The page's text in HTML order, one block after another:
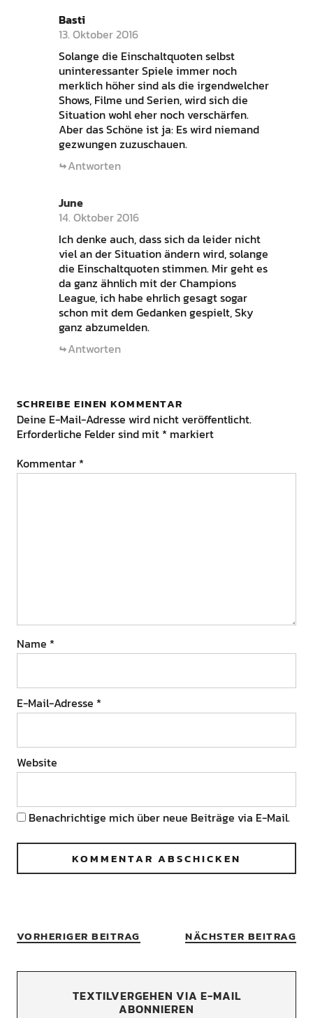
Basti
13. Oktober 2016
Solange die Einschaltquoten selbst
uninteressanter Spiele immer noch
merklich höher sind als die irgendwelcher
Shows, Filme und Serien, wird sich die
Situation wohl eher noch verschärfen.
Aber das Schöne ist ja: Es wird niemand
gezwungen zuzuschauen.
Antworten
June
14. Oktober 2016
Ich denke auch, dass sich da leider nicht
viel an der Situation ändern wird, solange
die Einschaltquoten stimmen. Mir geht es
da ganz ähnlich mit der Champions
League, ich habe ehrlich gesagt sogar
schon mit dem Gedanken gespielt, Sky
ganz abzumelden.
Antworten
SCHREIBE EINEN KOMMENTAR
Deine E-Mail-Adresse wird nicht veröffentlicht.
Erforderliche Felder sind mit * markiert
Kommentar *
Name *
E-Mail-Adresse *
Website
Benachrichtige mich über neue Beiträge via E-Mail.
VORHERIGER BEITRAG NÄCHSTER BEITRAG
TEXTILVERGEHEN VIA E-MAIL
ABONNIEREN